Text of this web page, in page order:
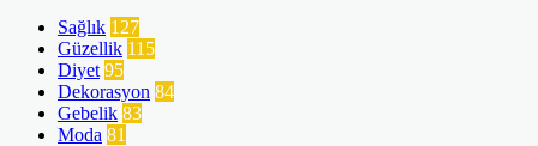
Sağlık 127
Güzellik 115
Diyet 95
Dekorasyon 84
Gebelik 83
Moda 81